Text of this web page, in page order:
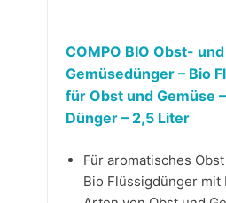
COMPO BIO Obst- und
Gemüsedünger – Bio
für Obst und Gemüse
Dünger – 2,5 Liter
Für aromatisches
Bio Flüssigdünger mit